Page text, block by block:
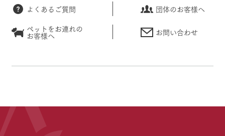
よくあるご質問
団体のお客様へ
ペットをお連れの
お客様へ お問い合わせ